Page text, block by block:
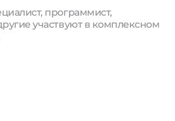
программист,
участвуют в комплексном